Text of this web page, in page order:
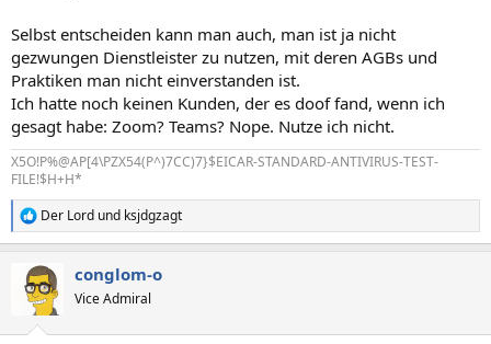
Selbst entscheiden kann man auch, man ist ja nicht
gezwungen Dienstleister zu nutzen, mit deren AGBs und
Praktiken man nicht einverstanden ist.
Ich hatte noch keinen Kunden, der es doof fand, wenn ich
gesagt habe: Zoom? Teams? Nope. Nutze ich nicht.
X5O!P%@AP[4\PZX54(P^)7CC)7}$EICAR-STANDARD-ANTIVIRUS-TEST-
FILE!$H+H*
R
e
Der Lord und ksjdgzagt
conglom-o
Vice Admiral